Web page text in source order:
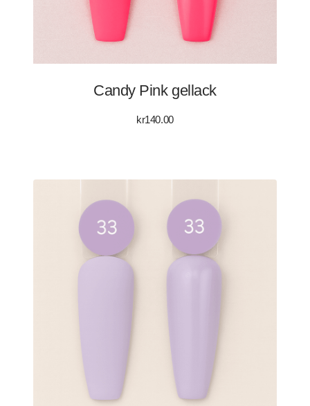
Candy Pink gellack
kr140.00